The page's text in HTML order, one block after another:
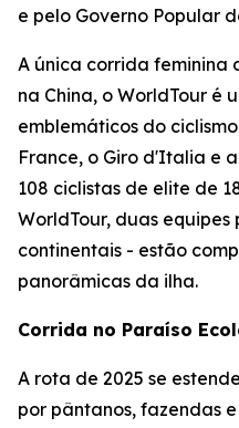
e pelo Governo Popular
A única corrida feminina
na China, o WorldTour é
emblemáticos do
France, o Giro d'Italia e
108 ciclistas de elite de
WorldTour, duas equipes
continentais - estão
panorâmicas da ilha.
Corrida no Paraíso
A rota de 2025 se
por pântanos, fazendas